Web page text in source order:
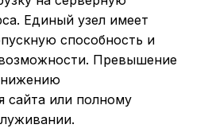
Единый узел имеет
способность и
Превышение
сайта или полному